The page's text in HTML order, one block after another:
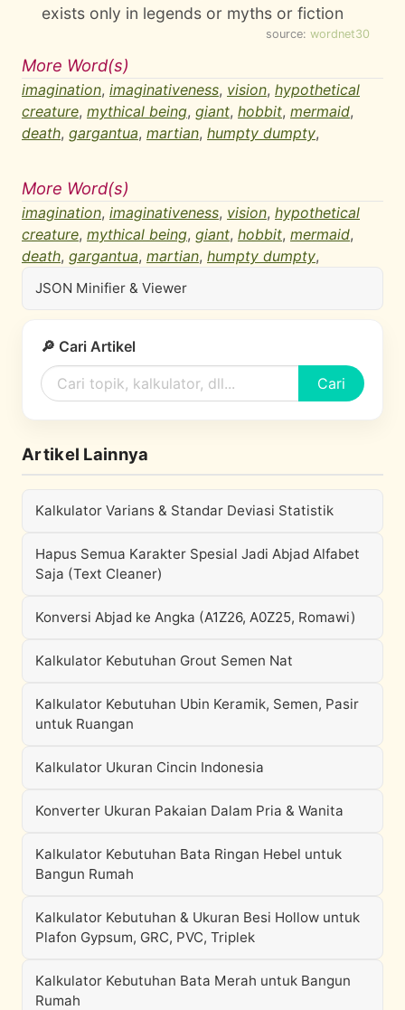
exists only in legends or myths or fiction
source: wordnet30
More Word(s)
imagination, imaginativeness, vision, hypothetical
creature, mythical being, giant, hobbit, mermaid,
death, gargantua, martian, humpty dumpty,
More Word(s)
imagination, imaginativeness, vision, hypothetical
creature, mythical being, giant, hobbit, mermaid,
death, gargantua, martian, humpty dumpty,
JSON Minifier & Viewer
🔎 Cari Artikel
Cari
Artikel Lainnya
Kalkulator Varians & Standar Deviasi Statistik
Hapus Semua Karakter Spesial Jadi Abjad Alfabet
Saja (Text Cleaner)
Konversi Abjad ke Angka (A1Z26, A0Z25, Romawi)
Kalkulator Kebutuhan Grout Semen Nat
Kalkulator Kebutuhan Ubin Keramik, Semen, Pasir
untuk Ruangan
Kalkulator Ukuran Cincin Indonesia
Konverter Ukuran Pakaian Dalam Pria & Wanita
Kalkulator Kebutuhan Bata Ringan Hebel untuk
Bangun Rumah
Kalkulator Kebutuhan & Ukuran Besi Hollow untuk
Plafon Gypsum, GRC, PVC, Triplek
Kalkulator Kebutuhan Bata Merah untuk Bangun
Rumah